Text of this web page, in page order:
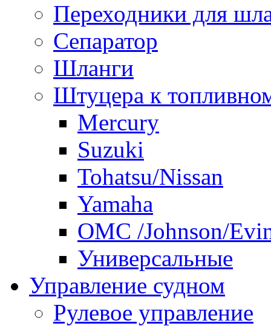
Переходники для
Сепаратор
Шланги
Штуцера к
Mercury
Suzuki
Tohatsu/Nissan
Yamaha
ОМС /Johnson/
Универсальные
Управление судном
Рулевое управление